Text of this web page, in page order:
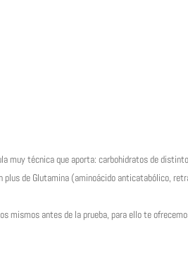
muy técnica que aporta: carbohidratos de
plus de Glutamina (aminoácido anticatabólico,
mismos antes de la prueba, para ello te